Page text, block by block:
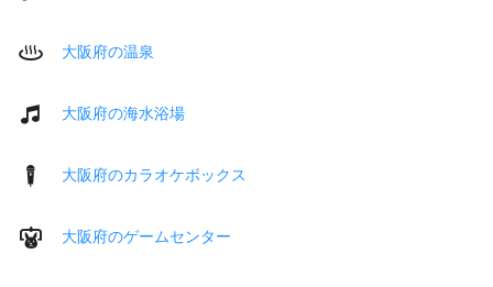
大阪府の温泉
大阪府の海水浴場
大阪府のカラオケボックス
大阪府のゲームセンター